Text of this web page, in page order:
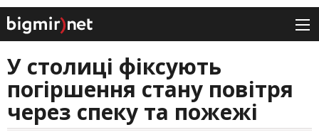
У столиці фіксують
погіршення стану повітря
через спеку та пожежі